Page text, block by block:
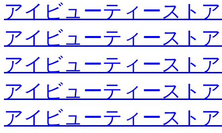
アイビューティースト
アイビューティースト
アイビューティースト
アイビューティースト
アイビューティースト